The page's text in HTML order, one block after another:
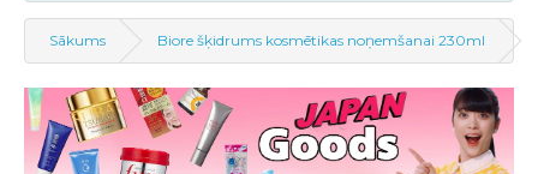
Sākums Biore šķidrums kosmētikas noņemšanai 230ml